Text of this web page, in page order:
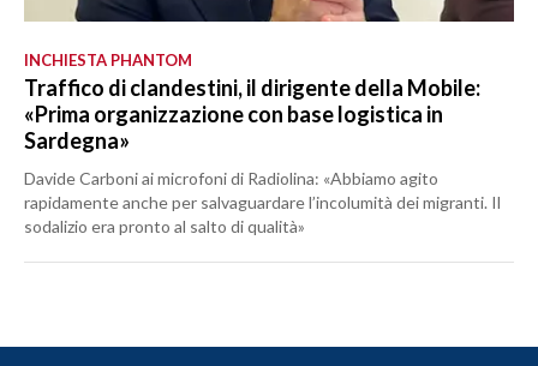
INCHIESTA PHANTOM
Traffico di clandestini, il dirigente della Mobile:
«Prima organizzazione con base logistica in
Sardegna»
Davide Carboni ai microfoni di Radiolina: «Abbiamo agito
rapidamente anche per salvaguardare l’incolumità dei migranti. Il
sodalizio era pronto al salto di qualità»